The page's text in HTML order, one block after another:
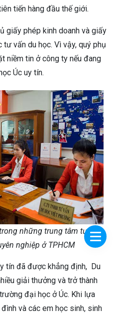
tiến hàng đầu thế giới.
giấy phép kinh doanh và giấy
vấn du học. Vì vậy, quý phụ
niềm tin ở công ty nếu đang
Úc uy tín.
những trung tâm tư vấn
nghiệp ở TPHCM
tín đã được khẳng định, Du
giải thưởng và trở thành
đại học ở Úc. Khi lựa
và các em học sinh, sinh